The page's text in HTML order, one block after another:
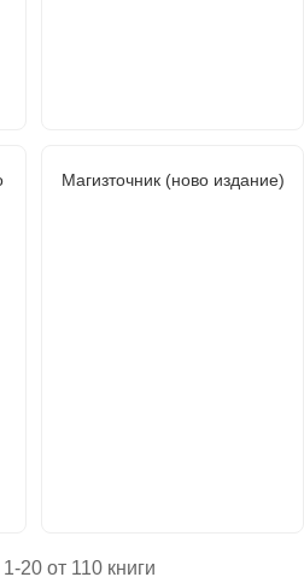
Магизточник (ново издание)
20 от 110 книги